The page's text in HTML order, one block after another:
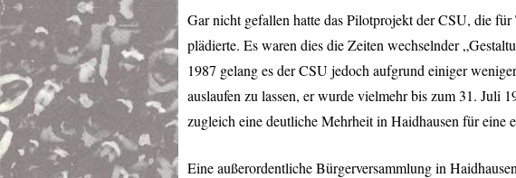
Gar nicht gefallen hatte das Pilotprojekt derCSU, die für
plädierte. Es waren dies die Zeiten wechselnder
1987 gelang es derCSUjedoch aufgrund einiger
auslaufen zu lassen, er wurde vielmehr bis zum 31. Juli
zugleich eine deutliche Mehrheit in Haidhausen für
Eine außerordentliche Bürgerversammlung in